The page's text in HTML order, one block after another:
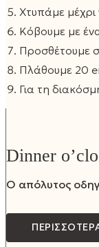
Χτυπάμε
Κόβουμε με
Προσθέτουμε
Πλάθουμε 20
Για τη
Dinner
Ο απόλυτος